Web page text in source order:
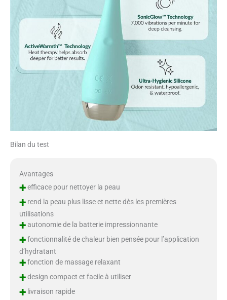
Bilan du test
Avantages
+efficace pour nettoyer la peau
+rend la peau plus lisse et nette dès les premières
utilisations
+autonomie de la batterie impressionnante
+fonctionnalité de chaleur bien pensée pour l’application
d’hydratant
+fonction de massage relaxant
+design compact et facile à utiliser
+livraison rapide